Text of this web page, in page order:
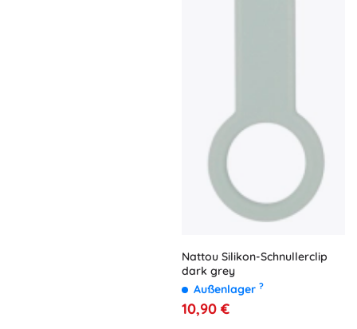
Nattou Silikon-Schnullerclip
dark grey
Außenlager ?
10,90 €